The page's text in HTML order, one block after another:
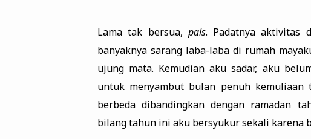
Lama tak bersua, pals. Padatnya aktivitas
banyaknya sarang laba-laba di rumah
ujung mata. Kemudian aku sadar, aku
untuk menyambut bulan penuh
berbeda dibandingkan dengan ramadan
bilang tahun ini aku bersyukur sekali karena